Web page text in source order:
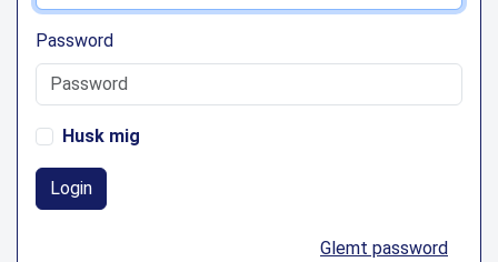
Password
Husk mig
Login
Glemt password